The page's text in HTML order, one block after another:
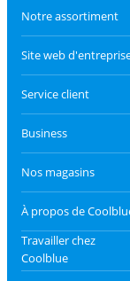
Notre assortiment
Site web
Service client
Business
Nos magasins
À propos de
Travailler chez
Coolblue